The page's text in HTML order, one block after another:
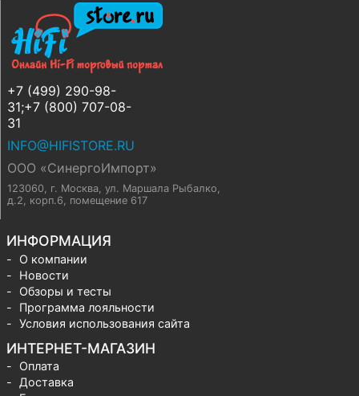
+7 (499) 290-98-
31;+7 (800) 707-08-
31
INFO@HIFISTORE.RU
ООО «СинергоИмпорт»
123060, г. Москва, ул. Маршала Рыбалко,
д.2, корп.6, помещение 617
ИНФОРМАЦИЯ
О компании
Новости
Обзоры и тесты
Программа лояльности
Условия использования сайта
ИНТЕРНЕТ-МАГАЗИН
Оплата
Доставка